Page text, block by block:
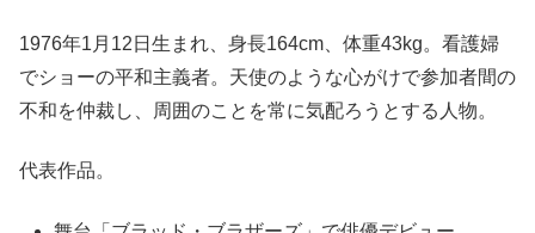
1976年1月12日生まれ、身長164cm、体重43kg。看護婦
でショーの平和主義者。天使のような心がけで参加者間の
不和を仲裁し、周囲のことを常に気配ろうとする人物。
代表作品。